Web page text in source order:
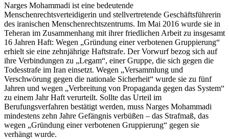
Narges Mohammadi ist eine bedeutende
Menschenrechtsverteidigerin und stellvertretende Geschäftsführerin
des iranischen Menschenrechtszentrums. Im Mai 2016 wurde sie in
Teheran im Zusammenhang mit ihrer friedlichen Arbeit zu insgesamt
16 Jahren Haft: Wegen „Gründung einer verbotenen Gruppierung“
erhielt sie eine zehnjährige Haftstrafe. Der Vorwurf bezog sich auf
ihre Verbindungen zu „Legam“, einer Gruppe, die sich gegen die
Todesstrafe im Iran einsetzt. Wegen „Versammlung und
Verschwörung gegen die nationale Sicherheit“ wurde sie zu fünf
Jahren und wegen „Verbreitung von Propaganda gegen das System“
zu einem Jahr Haft verurteilt. Sollte das Urteil im
Berufungsverfahren bestätigt werden, muss Narges Mohammadi
mindestens zehn Jahre Gefängnis verbüßen – das Strafmaß, das
wegen „Gründung einer verbotenen Gruppierung“ gegen sie
verhängt wurde.